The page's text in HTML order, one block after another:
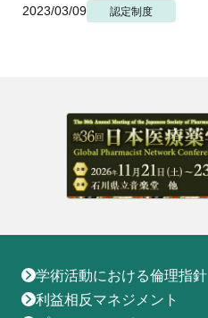
マイページ
入会・各種手続き
2023/03/09 認定制度
学術活動における倫理指針
利益相反マネジメント